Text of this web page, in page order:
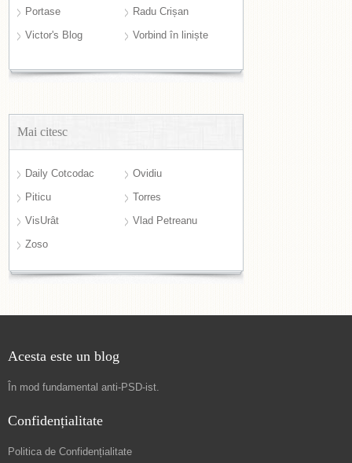
Portase
Radu Crișan
Victor's Blog
Vorbind în liniște
Mai citesc
Daily Cotcodac
Ovidiu
Piticu
Torres
VisUrât
Vlad Petreanu
Zoso
Acesta este un blog
În mod fundamental anti-PSD-ist.
Confidențialitate
Politica de Confidențialitate